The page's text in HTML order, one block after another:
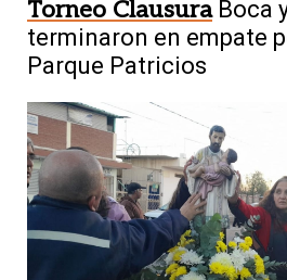
Torneo Clausura Boca
terminaron en empate
Parque Patricios